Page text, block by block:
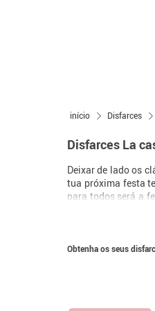
início Disfarces
Disfarces La
Deixar de lado os
tua próxima festa
para todos será a
melhores e
Esqueça, não
O disfarce
A terceira
Obtenha os seus